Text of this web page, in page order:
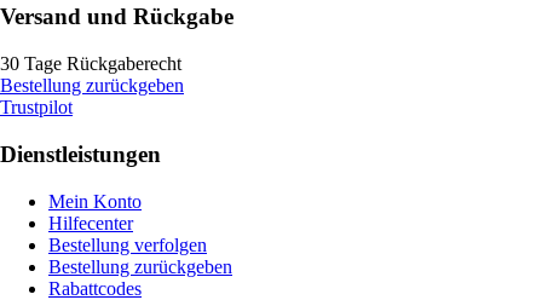
Versand und Rückgabe
30 Tage Rückgaberecht
Bestellung zurückgeben
Trustpilot
Dienstleistungen
Mein Konto
Hilfecenter
Bestellung verfolgen
Bestellung zurückgeben
Rabattcodes